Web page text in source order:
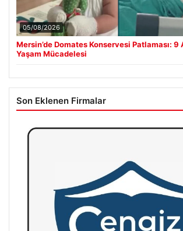
05/08/2026
Mersin’de Domates Konservesi Patlaması: 9
Yaşam Mücadelesi
Son Eklenen Firmalar